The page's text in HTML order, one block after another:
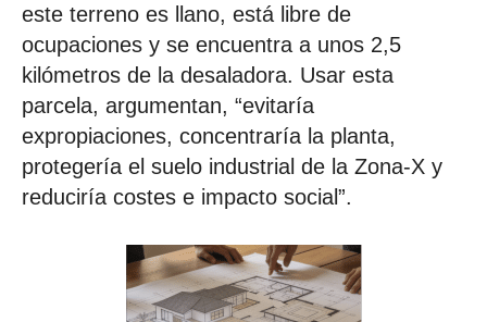
este terreno es llano, está libre de
ocupaciones y se encuentra a unos 2,5
kilómetros de la desaladora. Usar esta
parcela, argumentan, “evitaría
expropiaciones, concentraría la planta,
protegería el suelo industrial de la Zona-X y
reduciría costes e impacto social”.